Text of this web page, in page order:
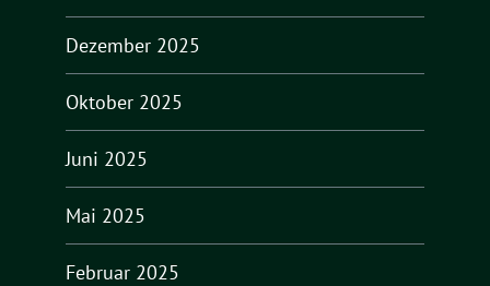
Dezember 2025
Oktober 2025
Juni 2025
Mai 2025
Februar 2025